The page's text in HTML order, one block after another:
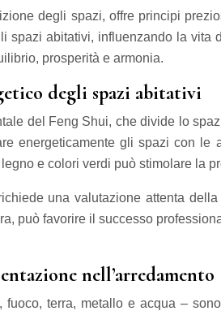
degli spazi, offre principi
spazi abitativi, influenzando la
prosperità e armonia.
degli spazi abitativi
del Feng Shui, che divide lo
energeticamente gli spazi con
e colori verdi può stimolare la
una valutazione attenta
può favorire il successo
nell’arredamento
terra, metallo e acqua –